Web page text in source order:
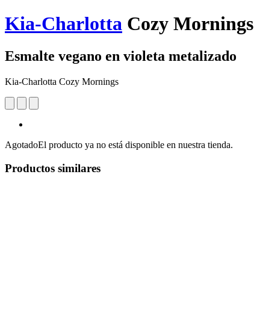
Kia-Charlotta Cozy Mornings
Esmalte vegano en violeta metalizado
Kia-Charlotta Cozy Mornings
AgotadoEl producto ya no está disponible en nuestra tienda.
Productos similares